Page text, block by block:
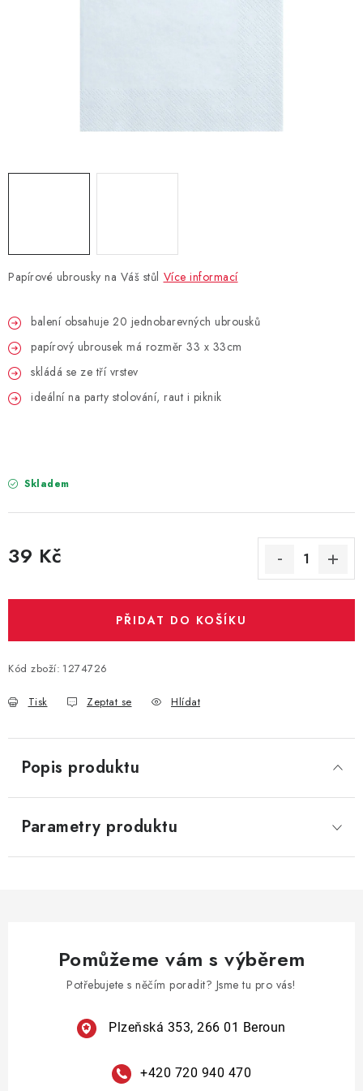
DORTOVÉ SVÍČKY A OZDOBY
LAMPIONY
OSLAVA PODLE BAREV
PARTY FOTOKOUTEK
STUHY A MAŠLE
ORGANZY, STOLOVÉ ŠERPY
Kontakty
Obchodní podmínky
Papírové ubrousky na Váš stůl Více informací
balení obsahuje 20 jednobarevných ubrousků
papírový ubrousek má rozměr 33 x 33cm
skládá se ze tří vrstev
ideální na party stolování, raut i piknik
Skladem
39 Kč
PŘIDAT DO KOŠÍKU
Kód zboží: 1274726
Tisk Zeptat se Hlídat
Popis produktu
Parametry produktu
Pomůžeme vám s výběrem
Potřebujete s něčím poradit? Jsme tu pro vás!
Plzeňská 353, 266 01 Beroun
+420 720 940 470